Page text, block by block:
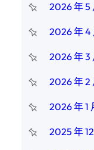
2026 年 5
2026 年 4
2026 年 3
2026 年 2
2026 年 1
2025 年 12